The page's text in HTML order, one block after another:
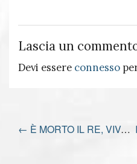
Lascia un
Devi essere connesso
← È MORTO IL RE, VIVA IL RE